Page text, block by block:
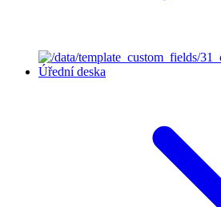
Úřední deska